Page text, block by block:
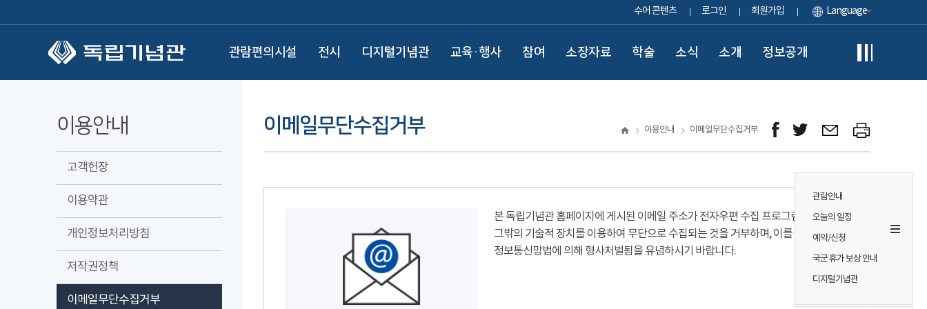
수어 콘텐츠 로그인 회원가입 Language
관람편의시설 전시 디지털기념관 교육·행사 참여 소장자료 학술 소식 소개 정보공개
관람안내
오늘의 일정
예약/신청
국군 휴가 보상 안내
디지털기념관
이용안내
고객헌장
이용약관
개인정보처리방침
저작권정책
이메일무단수집거부
이메일무단수집거부 이용안내 이메일무단수집거부
본 독립기념관 홈페이지에 게시된 이메일 주소가 전자우편 수집 프로그램이나
그밖의 기술적 장치를 이용하여 무단으로 수집되는 것을 거부하며, 이를 위반시
정보통신망법에 의해 형사처벌됨을 유념하시기 바랍니다.